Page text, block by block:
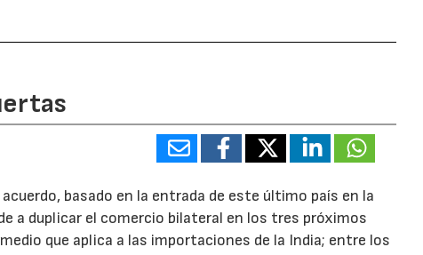
basado en la entrada de este último país en la
a duplicar el comercio bilateral en los tres próximos
que aplica a las importaciones de la India; entre los